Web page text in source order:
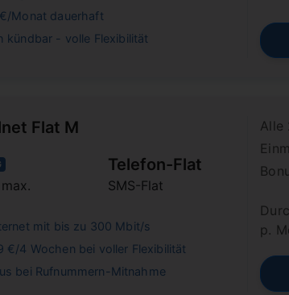
Monat dauerhaft
kündbar - volle Flexibilität
Flat M
Telefon-Flat
SMS-Flat
mit bis zu 300 Mbit/s
€/4 Wochen bei voller Flexibilität
bei Rufnummern-Mitnahme
Alle
p.